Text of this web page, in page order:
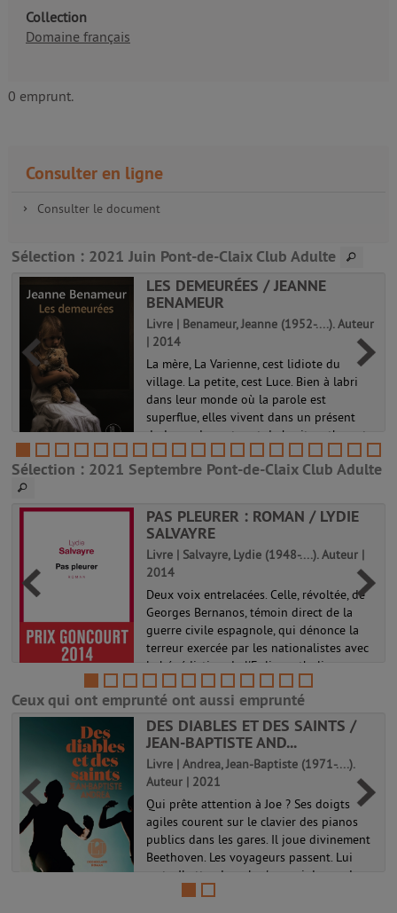
Collection
Domaine français
0 emprunt.
Consulter en ligne
Consulter le document
Sélection : 2021 Juin Pont-de-Claix Club Adulte
LES DEMEURÉES / JEANNE
BENAMEUR
Livre | Benameur, Jeanne (1952-....). Auteur
| 2014
La mère, La Varienne, cest lidiote du
village. La petite, cest Luce. Bien à labri
dans leur monde où la parole est
superflue, elles vivent dans un présent
dodeurs, de gestes et de bruits rythmant
un quotidien paisible. à deux, ell...
Sélection : 2021 Septembre Pont-de-Claix Club Adulte
PAS PLEURER : ROMAN / LYDIE
SALVAYRE
Livre | Salvayre, Lydie (1948-....). Auteur |
2014
Deux voix entrelacées. Celle, révoltée, de
Georges Bernanos, témoin direct de la
guerre civile espagnole, qui dénonce la
terreur exercée par les nationalistes avec
la bénédiction de l'Eglise catholique
contre les mauvais pauvres ....
Ceux qui ont emprunté ont aussi emprunté
DES DIABLES ET DES SAINTS /
JEAN-BAPTISTE AND...
Livre | Andrea, Jean-Baptiste (1971-....).
Auteur | 2021
Qui prête attention à Joe ? Ses doigts
agiles courent sur le clavier des pianos
publics dans les gares. Il joue divinement
Beethoven. Les voyageurs passent. Lui
reste. Il attend quelqu'un, qui descendra
d'un train, un jour peut-êt...